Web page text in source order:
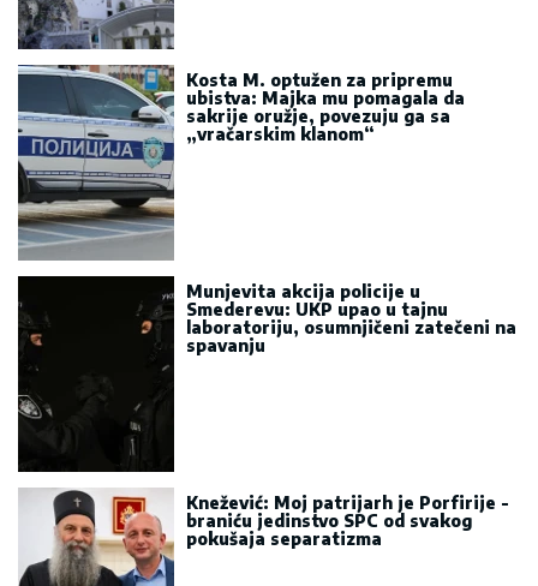
Kosta M. optužen za pripremu
ubistva: Majka mu pomagala da
sakrije oružje, povezuju ga sa
„vračarskim klanom“
Munjevita akcija policije u
Smederevu: UKP upao u tajnu
laboratoriju, osumnjičeni zatečeni na
spavanju
Knežević: Moj patrijarh je Porfirije -
braniću jedinstvo SPC od svakog
pokušaja separatizma